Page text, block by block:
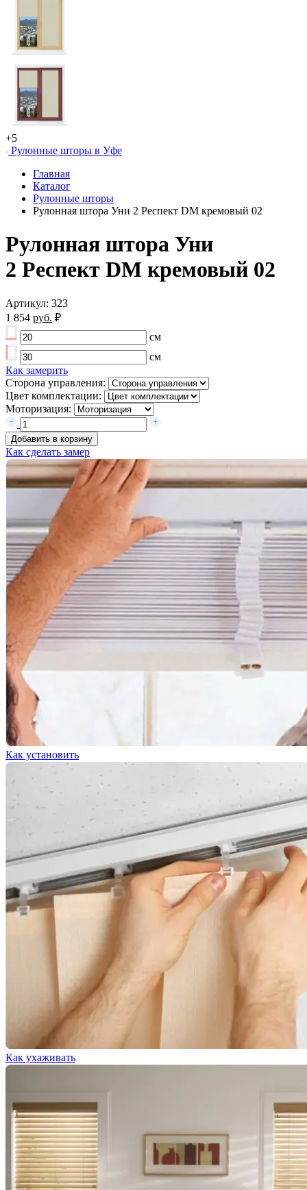
+5
Рулонные шторы в Уфе
Главная
Каталог
Рулонные шторы
Рулонная штора Уни 2 Респект DM кремовый 02
Рулонная штора Уни
2 Респект DM кремовый 02
Артикул: 323
1 854 руб. ₽
см
см
Как замерить
Сторона управления:
Цвет комплектации:
Моторизация:
Добавить в корзину
Как сделать замер
Как установить
Как ухаживать